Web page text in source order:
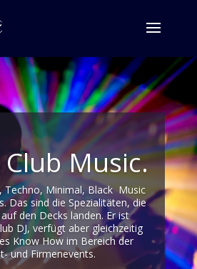
Music.
Techno, Minimal, Black Music
Das sind die Spezialitäten, die
den Decks landen. Er ist
DJ, verfügt aber gleichzeitig
Know How im Bereich der
und Firmenevents.